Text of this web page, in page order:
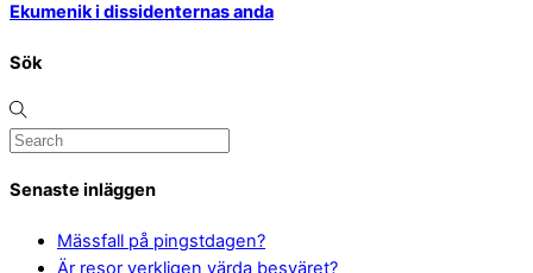
Ekumenik i dissidenternas anda
Sök
Senaste inläggen
Mässfall på pingstdagen?
Är resor verkligen värda besväret?